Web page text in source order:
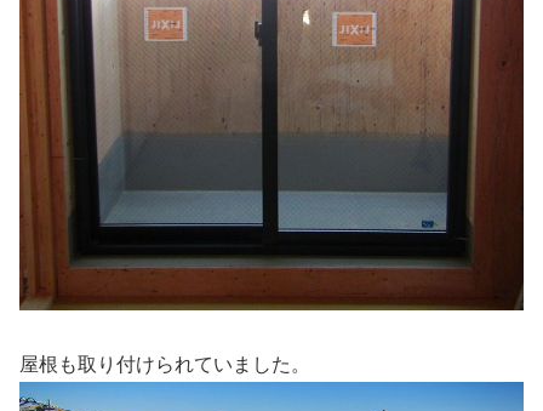
屋根も取り付けられていました。